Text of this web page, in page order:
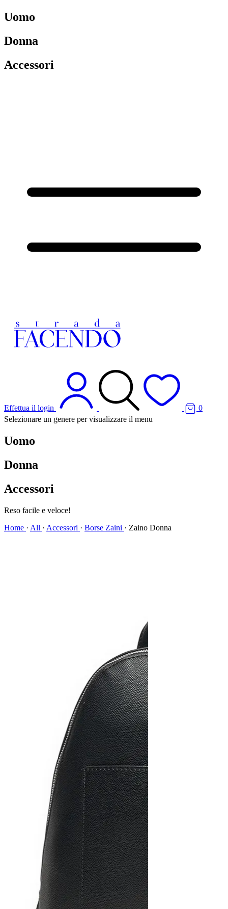
Uomo
Donna
Accessori
Effettua il login
0
Selezionare un genere per visualizzare il menu
Uomo
Donna
Accessori
Spedizione veloce!
Home · All · Accessori · Borse Zaini · Zaino Donna